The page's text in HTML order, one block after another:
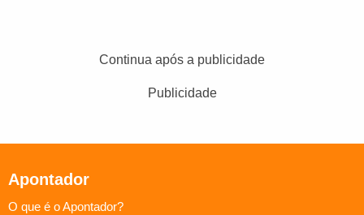
Continua após a publicidade
Publicidade
Apontador
O que é o Apontador?